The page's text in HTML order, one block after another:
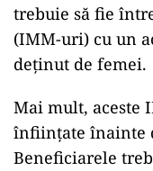
trebuie să fie
(IMM-uri) cu un
deținut de femei.
Mai mult, aceste
înființate înainte
Beneficiarele